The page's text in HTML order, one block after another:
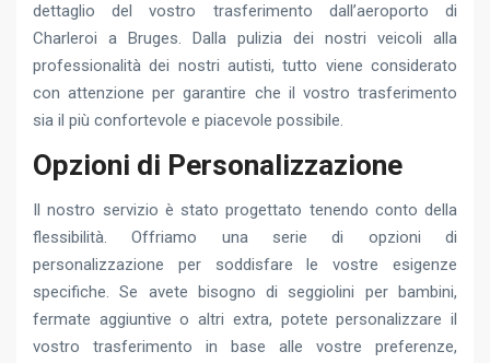
dettaglio del vostro trasferimento dall’aeroporto di
Charleroi a Bruges. Dalla pulizia dei nostri veicoli alla
professionalità dei nostri autisti, tutto viene considerato
con attenzione per garantire che il vostro trasferimento
sia il più confortevole e piacevole possibile.
Opzioni di Personalizzazione
Il nostro servizio è stato progettato tenendo conto della
flessibilità. Offriamo una serie di opzioni di
personalizzazione per soddisfare le vostre esigenze
specifiche. Se avete bisogno di seggiolini per bambini,
fermate aggiuntive o altri extra, potete personalizzare il
vostro trasferimento in base alle vostre preferenze,